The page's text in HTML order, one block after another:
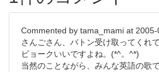
Commented by tama_mami at
さんごさん、バトン受け取ってくれ
ビョークいいですよね。(*^。^*)
当然のことながら、みんな英語の歌